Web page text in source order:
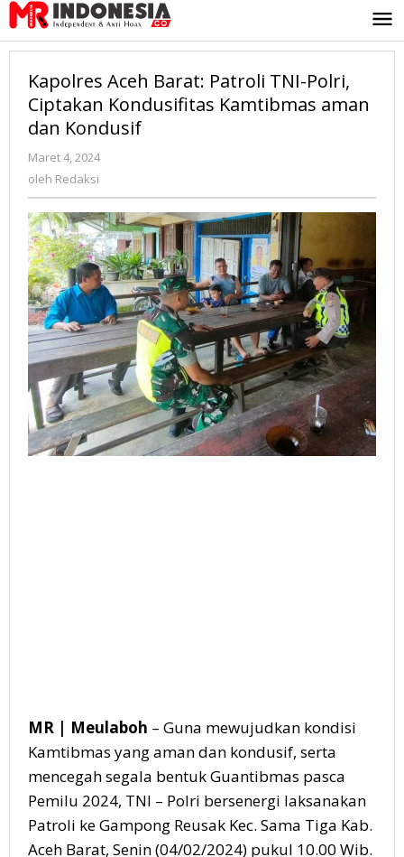
Lewati
ke
konten
Kapolres Aceh Barat: Patroli TNI-Polri,
Ciptakan Kondusifitas Kamtibmas aman
dan Kondusif
Maret 4, 2024
oleh Redaksi
MR | Meulaboh – Guna mewujudkan kondisi
Kamtibmas yang aman dan kondusif, serta
mencegah segala bentuk Guantibmas pasca
Pemilu 2024, TNI – Polri bersenergi laksanakan
Patroli ke Gampong Reusak Kec. Sama Tiga Kab.
Aceh Barat, Senin (04/02/2024) pukul 10.00 Wib.